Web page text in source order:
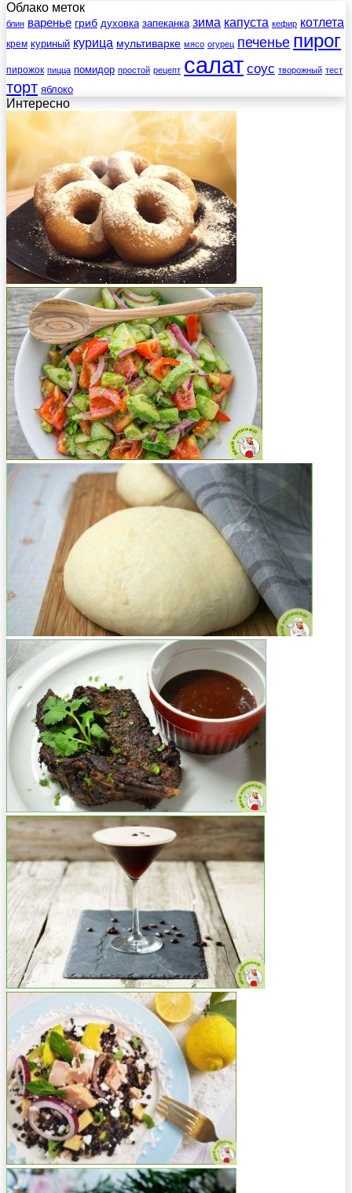
Облако меток
блин варенье гриб духовка запеканка зима капуста кефир котлета
крем куриный курица мультиварке мясо огурец печенье пирог
пирожок пицца помидор простой рецепт салат соус творожный тест
торт яблоко
Интересно